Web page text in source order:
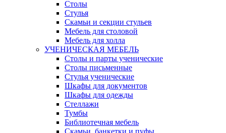
Столы
Стулья
Скамьи и секции стульев
Мебель для столовой
Мебель для холла
УЧЕНИЧЕСКАЯ МЕБЕЛЬ
Столы и парты ученические
Столы письменные
Стулья ученические
Шкафы для документов
Шкафы для одежды
Стеллажи
Тумбы
Библиотечная мебель
Скамьи, банкетки и пуфы